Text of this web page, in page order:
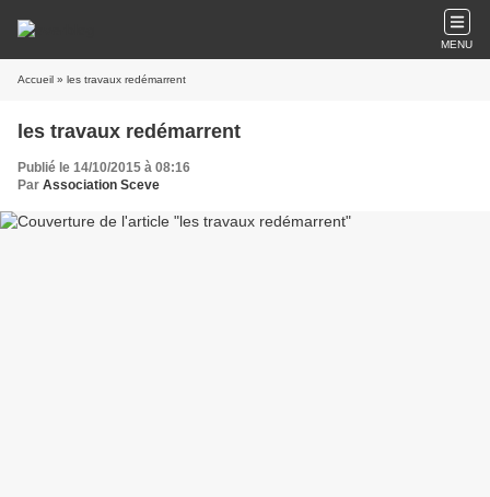
MENU
Accueil » les travaux redémarrent
les travaux redémarrent
Publié le 14/10/2015 à 08:16
Par Association Sceve